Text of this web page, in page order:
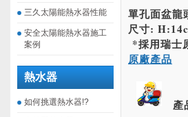
三久太陽能熱水器性能
安全太陽能熱水器施工
案例
熱水器
如何挑選熱水器!?
單孔面盆龍
尺寸:
*採用瑞士
原廠產品
產